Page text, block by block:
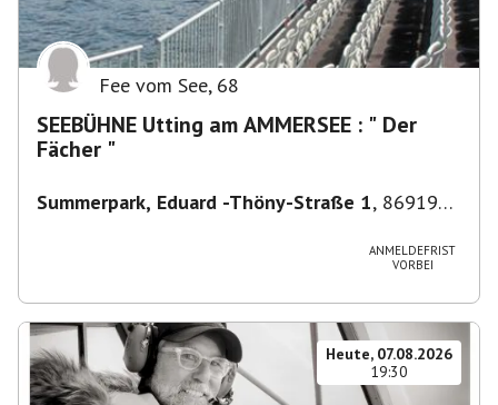
Fee vom See, 68
SEEBÜHNE Utting am AMMERSEE : " Der
Fächer "
Summerpark, Eduard -Thöny-Straße 1, 86919
ANMELDEFRIST
VORBEI
Heute, 07.08.2026
19:30